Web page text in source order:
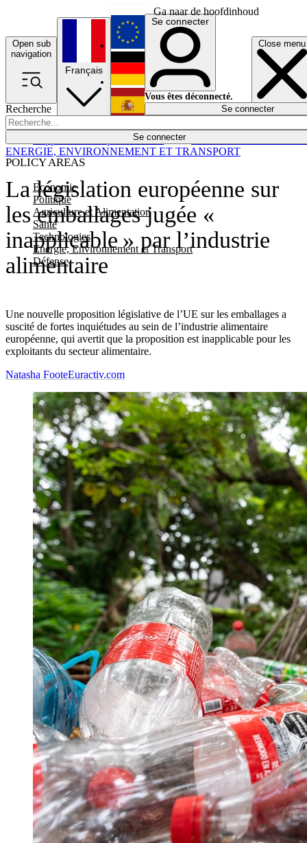
Ga naar de hoofdinhoud
Open sub
navigation
Close menu
Recherche
Se connecter
POLICY AREAS
Economie
Politique
Agriculture et Alimentation
Santé
Technologies
Energie, Environnement et Transport
Défense
Économie
Français
English
Deutsch
Español
Se connecter
Vous êtes déconnecté.
Se connecter
La législation européenne sur
les emballages jugée «
inapplicable » par l’industrie
alimentaire
Une nouvelle proposition législative de l’UE sur les emballages a
suscité de fortes inquiétudes au sein de l’industrie alimentaire
européenne, qui avertit que la proposition est inapplicable pour les
exploitants du secteur alimentaire.
ENERGIE, ENVIRONNEMENT ET TRANSPORT
Natasha FooteEuractiv.com